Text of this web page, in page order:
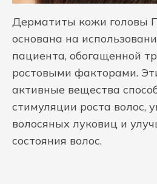
Дерматиты кожи головы
основана на
пациента, обогащенной
ростовыми факторами.
активные вещества
стимуляции роста волос,
волосяных луковиц и
состояния волос.